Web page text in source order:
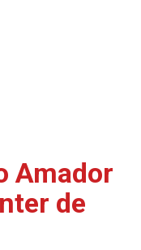
Amador
de